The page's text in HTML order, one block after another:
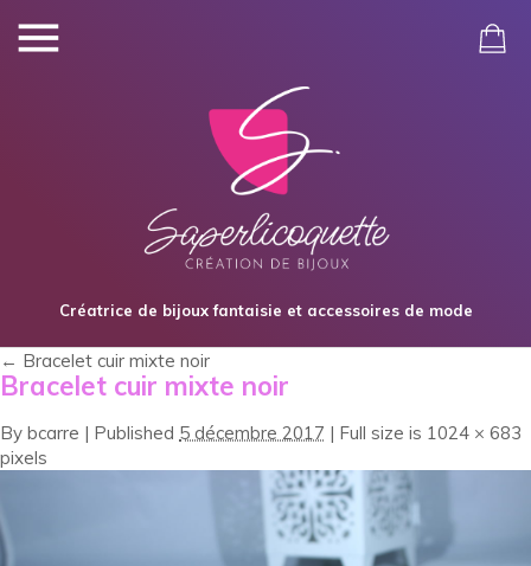
Créatrice de bijoux fantaisie et accessoires de mode
← Bracelet cuir mixte noir
Bracelet cuir mixte noir
By bcarre | Published 5 décembre 2017 | Full size is 1024 × 683
pixels